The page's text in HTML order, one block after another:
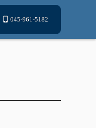
045-961-5182